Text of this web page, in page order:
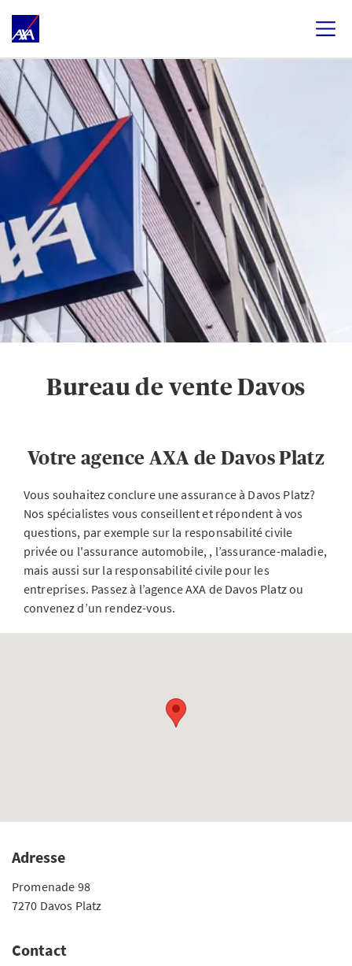
Bureau de vente Davos
Votre agence AXA de Davos Platz
Vous souhaitez conclure une assurance à Davos Platz?
Nos spécialistes vous conseillent et répondent à vos
questions, par exemple sur la responsabilité civile
privée ou l'assurance automobile, , l’assurance-maladie,
mais aussi sur la responsabilité civile pour les
entreprises. Passez à l’agence AXA de Davos Platz ou
convenez d’un rendez-vous.
Adresse
Promenade 98
7270 Davos Platz
Contact